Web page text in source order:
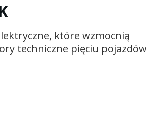
które wzmocnią
techniczne pięciu pojazdów